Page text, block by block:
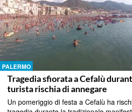
PALERMO
Tragedia sfiorata a Cefalù
turista rischia di annegare
Un pomeriggio di festa a Cefalù ha